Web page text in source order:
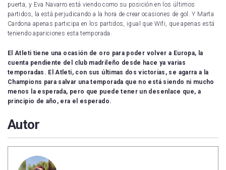
puerta, y Eva Navarro está viendo como su posición en los últimos
partidos, la está perjudicando a la hora de crear ocasiones de gol. Y Marta
Cardona apenas participa en los partidos, igual que Wifi, que apenas está
teniendo apariciones esta temporada.
El Atleti tiene una ocasión de oro para poder volver a Europa, la
cuenta pendiente del club madrileño desde hace ya varias
temporadas. El Atleti, con sus últimas dos victorias, se agarra a la
Champions para salvar una temporada que no está siendo ni mucho
menos la esperada, pero que puede tener un desenlace que, a
principio de año, era el esperado.
Autor